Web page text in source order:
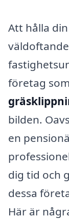
Att hålla
företag
bilden.
en
dig tid och
dessa
Här är